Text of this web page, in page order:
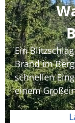
Ein
Brand im
schnellen
einem